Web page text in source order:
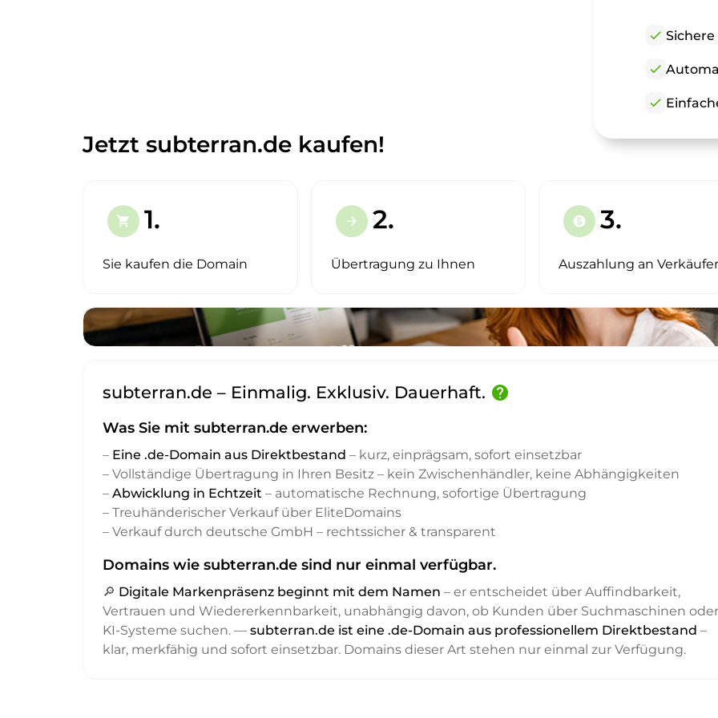
check
check
check
Jetzt subterran.de kaufen!
shopping_cart 1.
Sie kaufen die Domain
arrow_forward 2.
Übertragung zu Ihnen
paid 3.
Auszahlung an
subterran.de – Einmalig. Exklusiv. Dauerhaft. help
Was Sie mit subterran.de erwerben:
– Eine .de-Domain aus Direktbestand – kurz, einprägsam, sofort einsetzbar
– Vollständige Übertragung in Ihren Besitz – kein Zwischenhändler, keine Abhängigkeiten
– Abwicklung in Echtzeit – automatische Rechnung, sofortige Übertragung
– Treuhänderischer Verkauf über EliteDomains
– Verkauf durch deutsche GmbH – rechtssicher & transparent
Domains wie subterran.de sind nur einmal verfügbar.
🔎 Digitale Markenpräsenz beginnt mit dem Namen – er entscheidet über Auffindbarkeit,
Vertrauen und Wiedererkennbarkeit, unabhängig davon, ob Kunden über Suchmaschinen oder
KI-Systeme suchen. — subterran.de ist eine .de-Domain aus professionellem Direktbestand –
klar, merkfähig und sofort einsetzbar. Domains dieser Art stehen nur einmal zur Verfügung.